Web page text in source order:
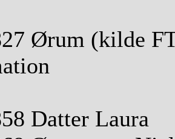
Ørum (kilde
Datter Laura